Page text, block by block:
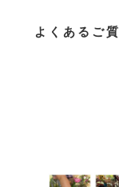
よくあるご